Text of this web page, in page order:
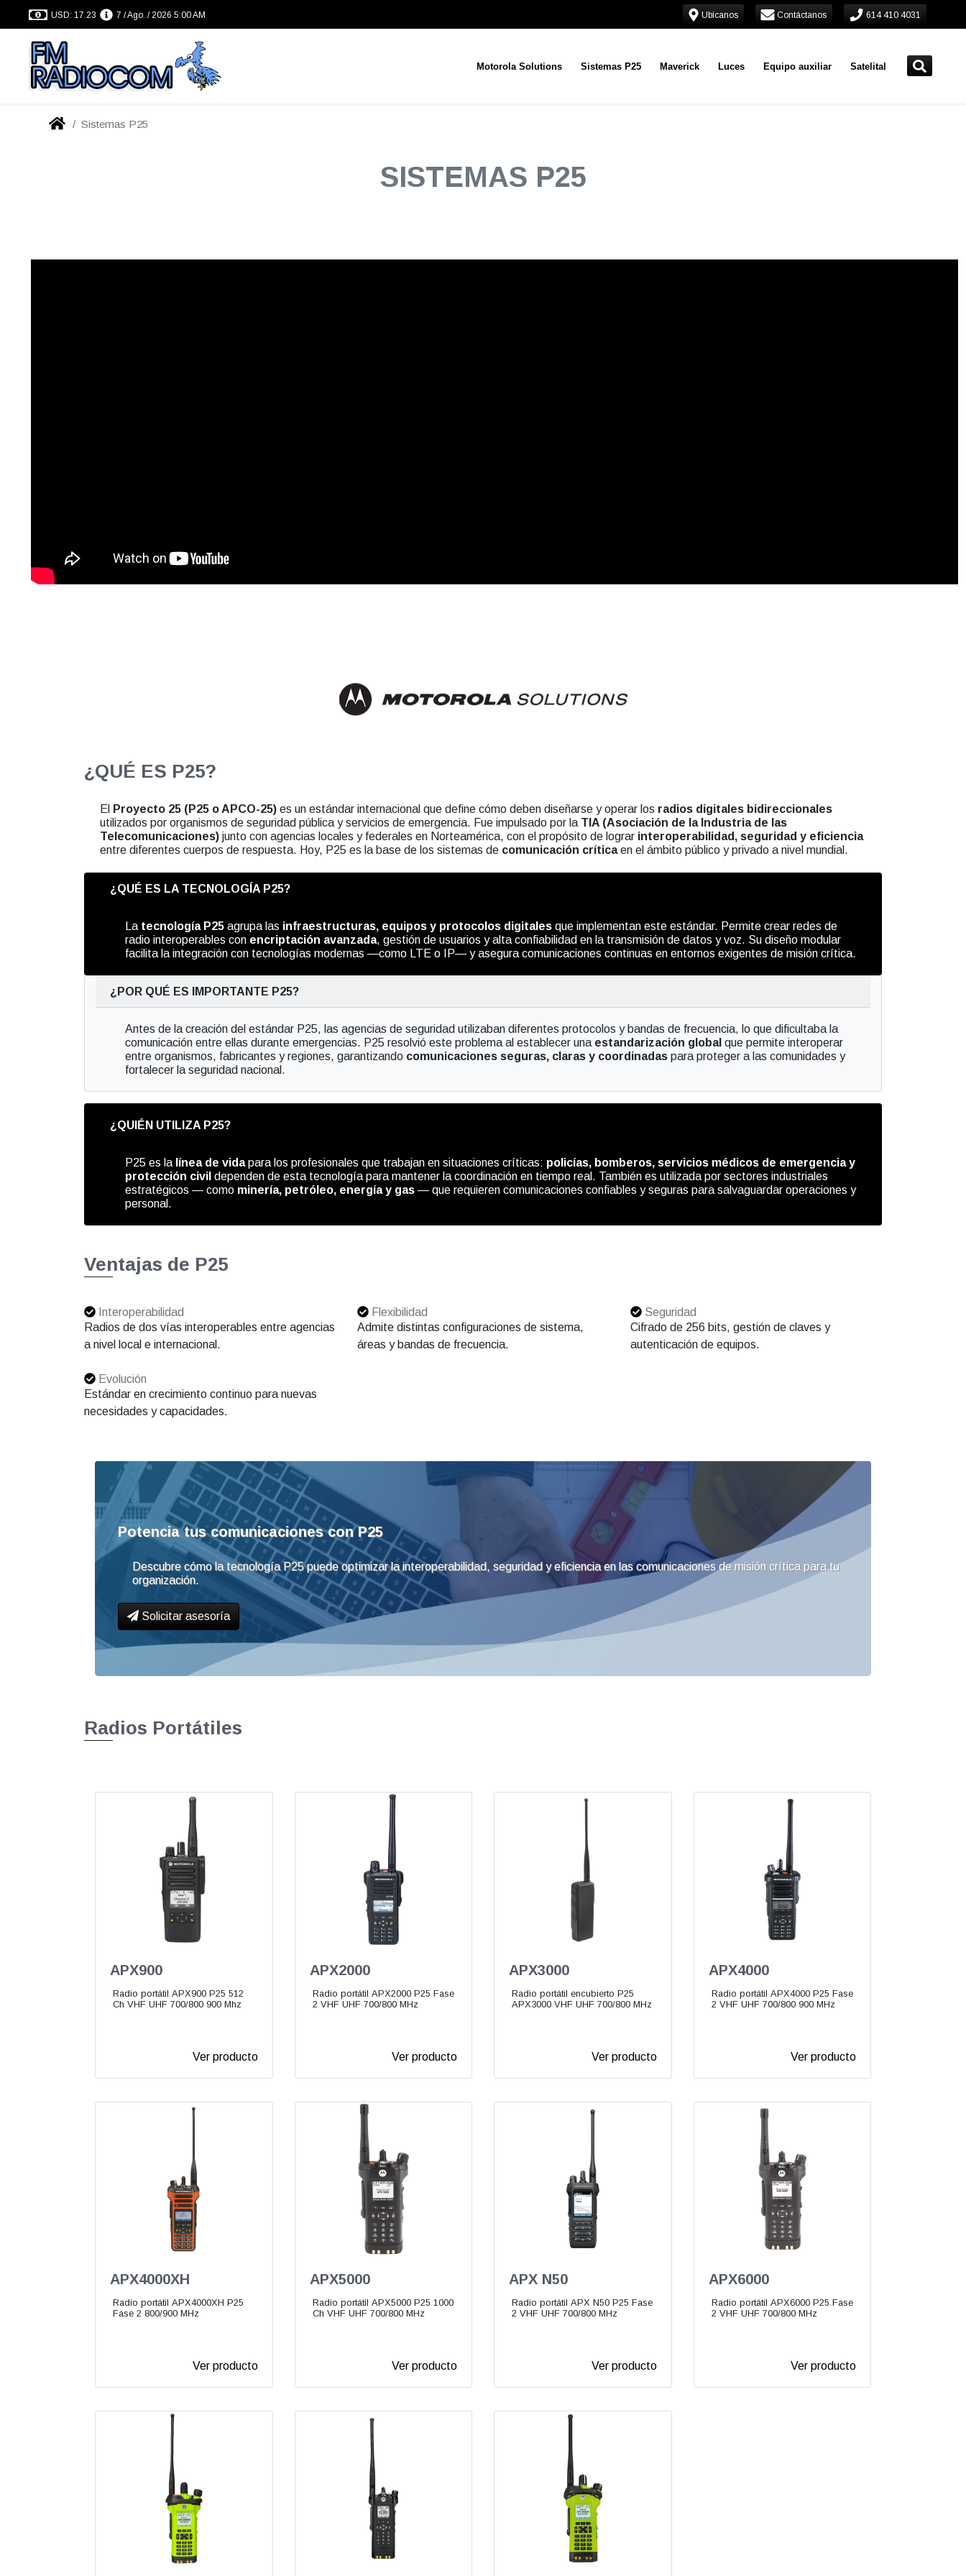
USD: 17.23 7 / Ago. / 2026 5:00 AM Ubícanos Contáctanos 614 410 4031
Motorola Solutions Sistemas P25 Maverick Luces Equipo auxiliar Satelital
Sistemas P25
SISTEMAS P25
¿QUÉ ES P25?
El Proyecto 25 (P25 o APCO-25) es un estándar internacional que define cómo deben diseñarse y operar los radios digitales bidireccionales
utilizados por organismos de seguridad pública y servicios de emergencia. Fue impulsado por la TIA (Asociación de la Industria de las
Telecomunicaciones) junto con agencias locales y federales en Norteamérica, con el propósito de lograr interoperabilidad, seguridad y eficiencia
entre diferentes cuerpos de respuesta. Hoy, P25 es la base de los sistemas de comunicación críticaen el ámbito público y privado a nivel mundial.
¿QUÉ ES LA TECNOLOGÍA P25?
La tecnología P25agrupa las infraestructuras, equipos y protocolos digitalesque implementan este estándar. Permite crear redes de
radio interoperables con encriptación avanzada, gestión de usuarios y alta confiabilidad en la transmisión de datos y voz. Su diseño modular
facilita la integración con tecnologías modernas —como LTE o IP— y asegura comunicaciones continuas en entornos exigentes de misión crítica.
¿POR QUÉ ES IMPORTANTE P25?
Antes de la creación del estándar P25, las agencias de seguridad utilizaban diferentes protocolos y bandas de frecuencia, lo que dificultaba la
comunicación entre ellas durante emergencias. P25 resolvió este problema al establecer una estandarización global que permite interoperar
entre organismos, fabricantes y regiones, garantizando comunicaciones seguras, claras y coordinadaspara proteger a las comunidades y
fortalecer la seguridad nacional.
¿QUIÉN UTILIZA P25?
P25 es la línea de vidapara los profesionales que trabajan en situaciones críticas: policías, bomberos, servicios médicos de emergencia y
protección civil dependen de esta tecnología para mantener la coordinación en tiempo real. También es utilizada por sectores industriales
estratégicos — como minería, petróleo, energía y gas— que requieren comunicaciones confiables y seguras para salvaguardar operaciones y
personal.
Ventajas de P25
Interoperabilidad
Radios de dos vías interoperables entre agencias
a nivel local e internacional.
Flexibilidad
Admite distintas configuraciones de sistema,
áreas y bandas de frecuencia.
Seguridad
Cifrado de 256 bits, gestión de claves y
autenticación de equipos.
Evolución
Estándar en crecimiento continuo para nuevas
necesidades y capacidades.
Potencia tus comunicaciones con P25
Descubre cómo la tecnología P25 puede optimizar la interoperabilidad, seguridad y eficiencia en las comunicaciones de misión crítica para tu
organización.
Solicitar asesoría
Radios Portátiles
APX900
Radio portátil APX900 P25 512
Ch VHF UHF 700/800 900 Mhz
Ver producto
APX2000
Radio portátil APX2000 P25 Fase
2 VHF UHF 700/800 MHz
Ver producto
APX3000
Radio portátil encubierto P25
APX3000 VHF UHF 700/800 MHz
Ver producto
APX4000
Radio portátil APX4000 P25 Fase
2 VHF UHF 700/800 900 MHz
Ver producto
APX4000XH
Radio portátil APX4000XH P25
Fase 2 800/900 MHz
Ver producto
APX5000
Radio portátil APX5000 P25 1000
Ch VHF UHF 700/800 MHz
Ver producto
APX N50
Radio portátil APX N50 P25 Fase
2 VHF UHF 700/800 MHz
Ver producto
APX6000
Radio portátil APX6000 P25 Fase
2 VHF UHF 700/800 MHz
Ver producto